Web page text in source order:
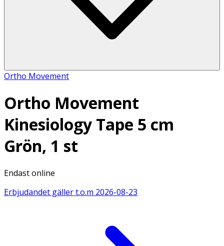
Ortho Movement
Ortho Movement
Kinesiology Tape 5 cm
Grön, 1 st
Endast online
Erbjudandet gäller t.o.m 2026-08-23